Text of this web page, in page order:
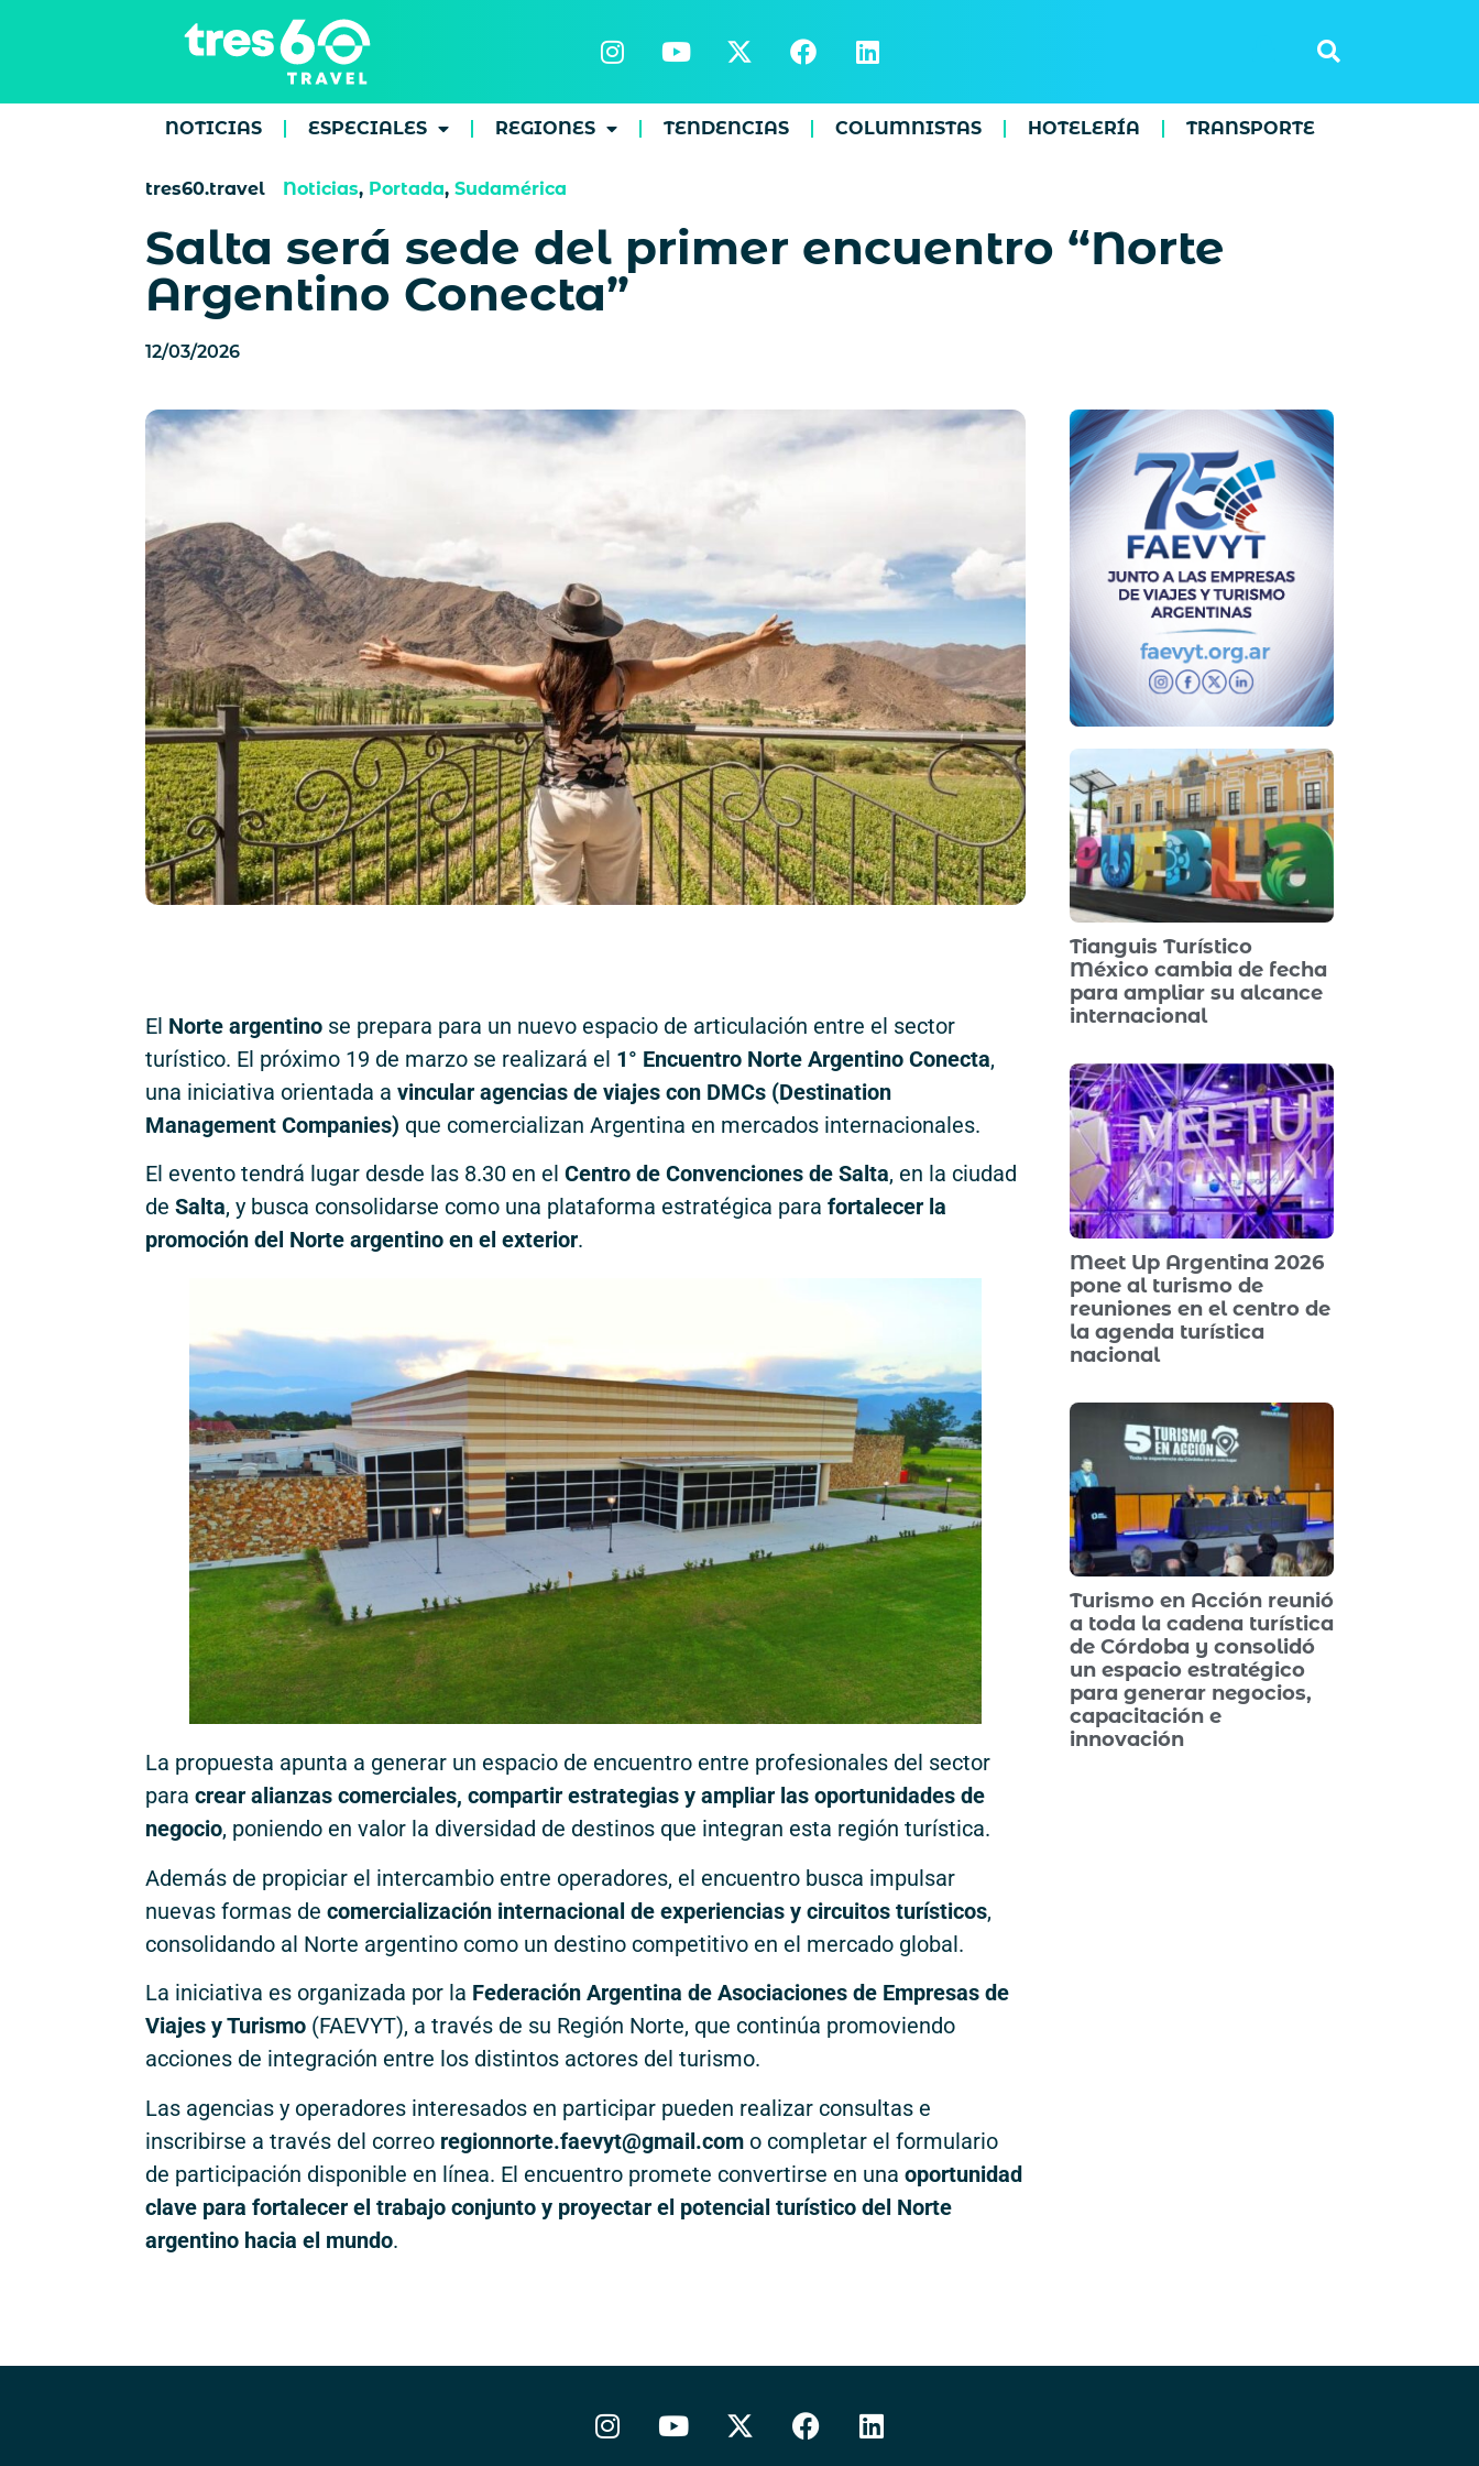
NOTICIAS ESPECIALES REGIONES TENDENCIAS COLUMNISTAS HOTELERÍA TRANSPORTE
tres60.travel Noticias, Portada, Sudamérica
Salta será sede del primer encuentro “Norte
Argentino Conecta”
12/03/2026
El Norte argentino se prepara para un nuevo espacio de articulación entre el sector
turístico. El próximo 19 de marzo se realizará el 1° Encuentro Norte Argentino Conecta,
una iniciativa orientada a vincular agencias de viajes con DMCs (Destination
Management Companies) que comercializan Argentina en mercados internacionales.
El evento tendrá lugar desde las 8.30 en el Centro de Convenciones de Salta, en la ciudad
de Salta, y busca consolidarse como una plataforma estratégica para fortalecer la
promoción del Norte argentino en el exterior.
La propuesta apunta a generar un espacio de encuentro entre profesionales del sector
para crear alianzas comerciales, compartir estrategias y ampliar las oportunidades de
negocio, poniendo en valor la diversidad de destinos que integran esta región turística.
Además de propiciar el intercambio entre operadores, el encuentro busca impulsar
nuevas formas de comercialización internacional de experiencias y circuitos turísticos,
consolidando al Norte argentino como un destino competitivo en el mercado global.
La iniciativa es organizada por la Federación Argentina de Asociaciones de Empresas de
Viajes y Turismo (FAEVYT), a través de su Región Norte, que continúa promoviendo
acciones de integración entre los distintos actores del turismo.
Las agencias y operadores interesados en participar pueden realizar consultas e
inscribirse a través del correo regionnorte.faevyt@gmail.com o completar el formulario
de participación disponible en línea. El encuentro promete convertirse en una oportunidad
clave para fortalecer el trabajo conjunto y proyectar el potencial turístico del Norte
argentino hacia el mundo.
Tianguis Turístico
México cambia de fecha
para ampliar su alcance
internacional
Meet Up Argentina 2026
pone al turismo de
reuniones en el centro de
la agenda turística
nacional
Turismo en Acción reunió
a toda la cadena turística
de Córdoba y consolidó
un espacio estratégico
para generar negocios,
capacitación e
innovación